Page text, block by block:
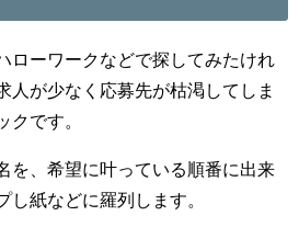
ローワークなどで探してみたけれ
人が少なく応募先が枯渇してしま
クです。
を、希望に叶っている順番に出来
し紙などに羅列します。